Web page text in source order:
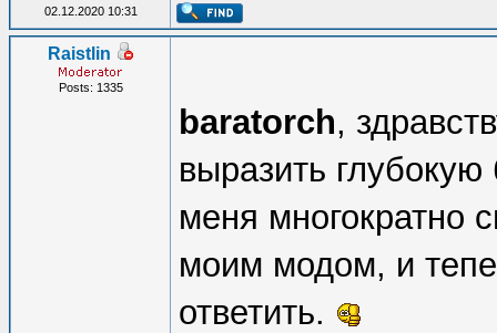
02.12.2020 10:31
Raistlin
Posts: 1335
baratorch,
выразить
меня многократно
моим модом, и
ответить.